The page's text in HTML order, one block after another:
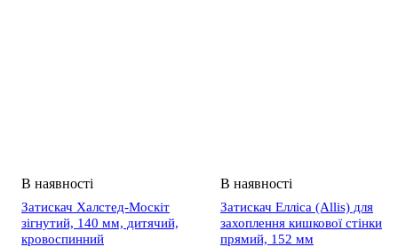
Затискач Халстед-Москіт
зігнутий, 140 мм, дитячий,
кровоспинний
Затискач Елліса (Allis) для
захоплення кишкової стінки
прямий, 152 мм